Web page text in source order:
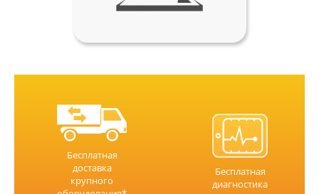
Бесплатная
доставка
крупного
Бесплатная
диагностика